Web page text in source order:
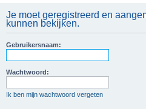
Je moet geregistreerd en
kunnen bekijken.
Gebruikersnaam:
Wachtwoord:
Ik ben mijn wachtwoord vergeten